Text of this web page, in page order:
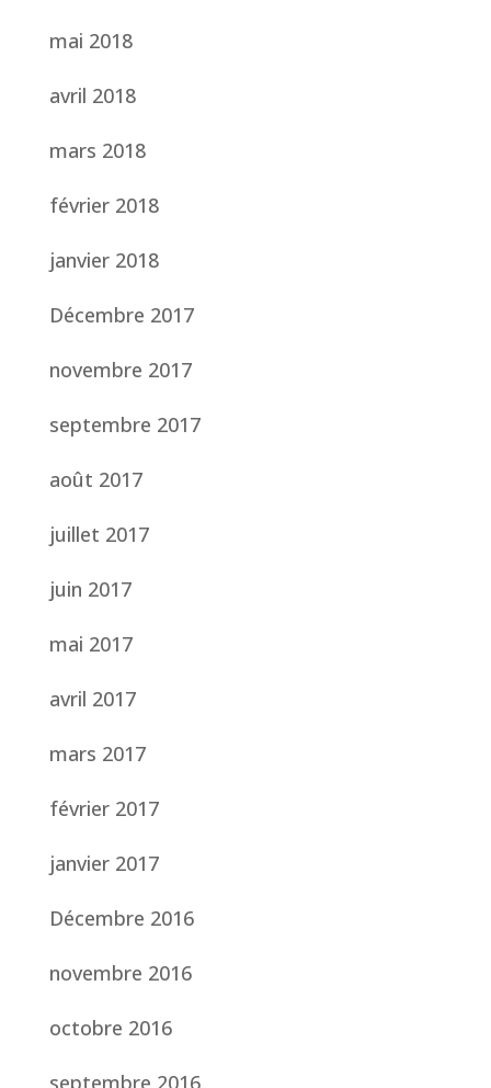
mai 2018
avril 2018
mars 2018
février 2018
janvier 2018
Décembre 2017
novembre 2017
septembre 2017
août 2017
juillet 2017
juin 2017
mai 2017
avril 2017
mars 2017
février 2017
janvier 2017
Décembre 2016
novembre 2016
octobre 2016
septembre 2016